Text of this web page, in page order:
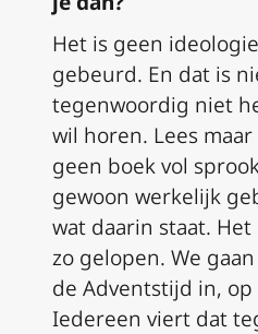
Het is geen
gebeurd. En dat is
tegenwoordig niet
wil horen. Lees
geen boek vol
gewoon werkelijk
wat daarin staat. Het
zo gelopen. We
de Adventstijd in,
Iedereen viert dat